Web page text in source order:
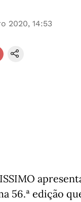
2020, 14:53
56.ª edição